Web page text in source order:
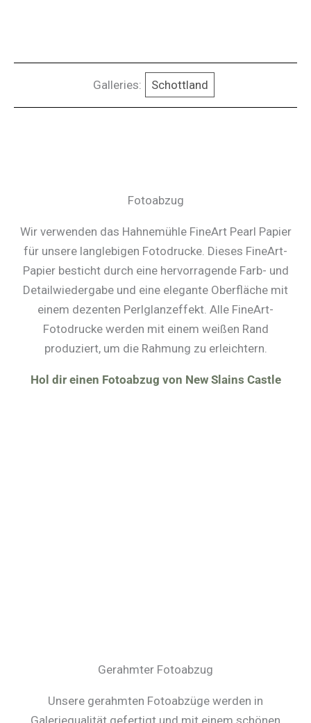
Galleries: Schottland
Fotoabzug
Wir verwenden das Hahnemühle FineArt Pearl Papier
für unsere langlebigen Fotodrucke. Dieses FineArt-
Papier besticht durch eine hervorragende Farb- und
Detailwiedergabe und eine elegante Oberfläche mit
einem dezenten Perlglanzeffekt. Alle FineArt-
Fotodrucke werden mit einem weißen Rand
produziert, um die Rahmung zu erleichtern.
Hol dir einen Fotoabzug von New Slains Castle
Gerahmter Fotoabzug
Unsere gerahmten Fotoabzüge werden in
Galeriequalität gefertigt und mit einem schönen